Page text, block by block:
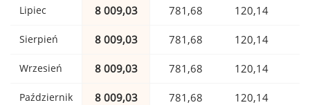
Lipiec 8 009,03 781,68 120,14
Sierpień 8 009,03 781,68 120,14
Wrzesień 8 009,03 781,68 120,14
Październik 8 009,03 781,68 120,14